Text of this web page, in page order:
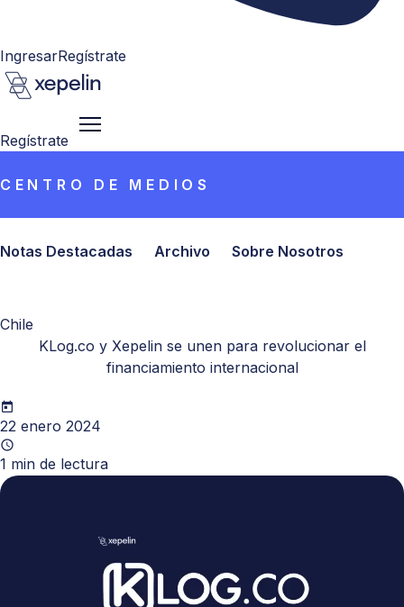
IngresarRegístrate
Regístrate
CENTRO DE MEDIOS
Notas Destacadas Archivo Sobre Nosotros
Chile
KLog.co y Xepelin se unen para revolucionar el
financiamiento internacional
22 enero 2024
1 min de lectura